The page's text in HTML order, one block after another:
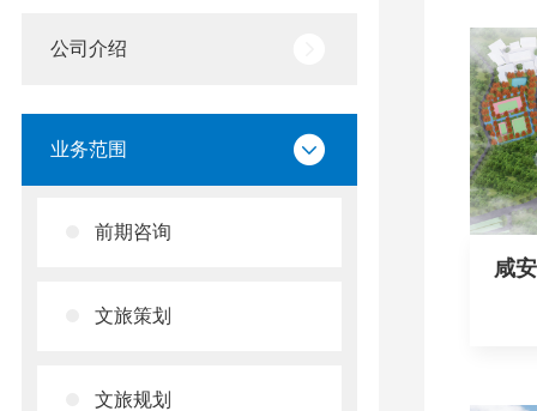
公司介绍
业务范围
前期咨询
文旅策划
文旅规划
咸